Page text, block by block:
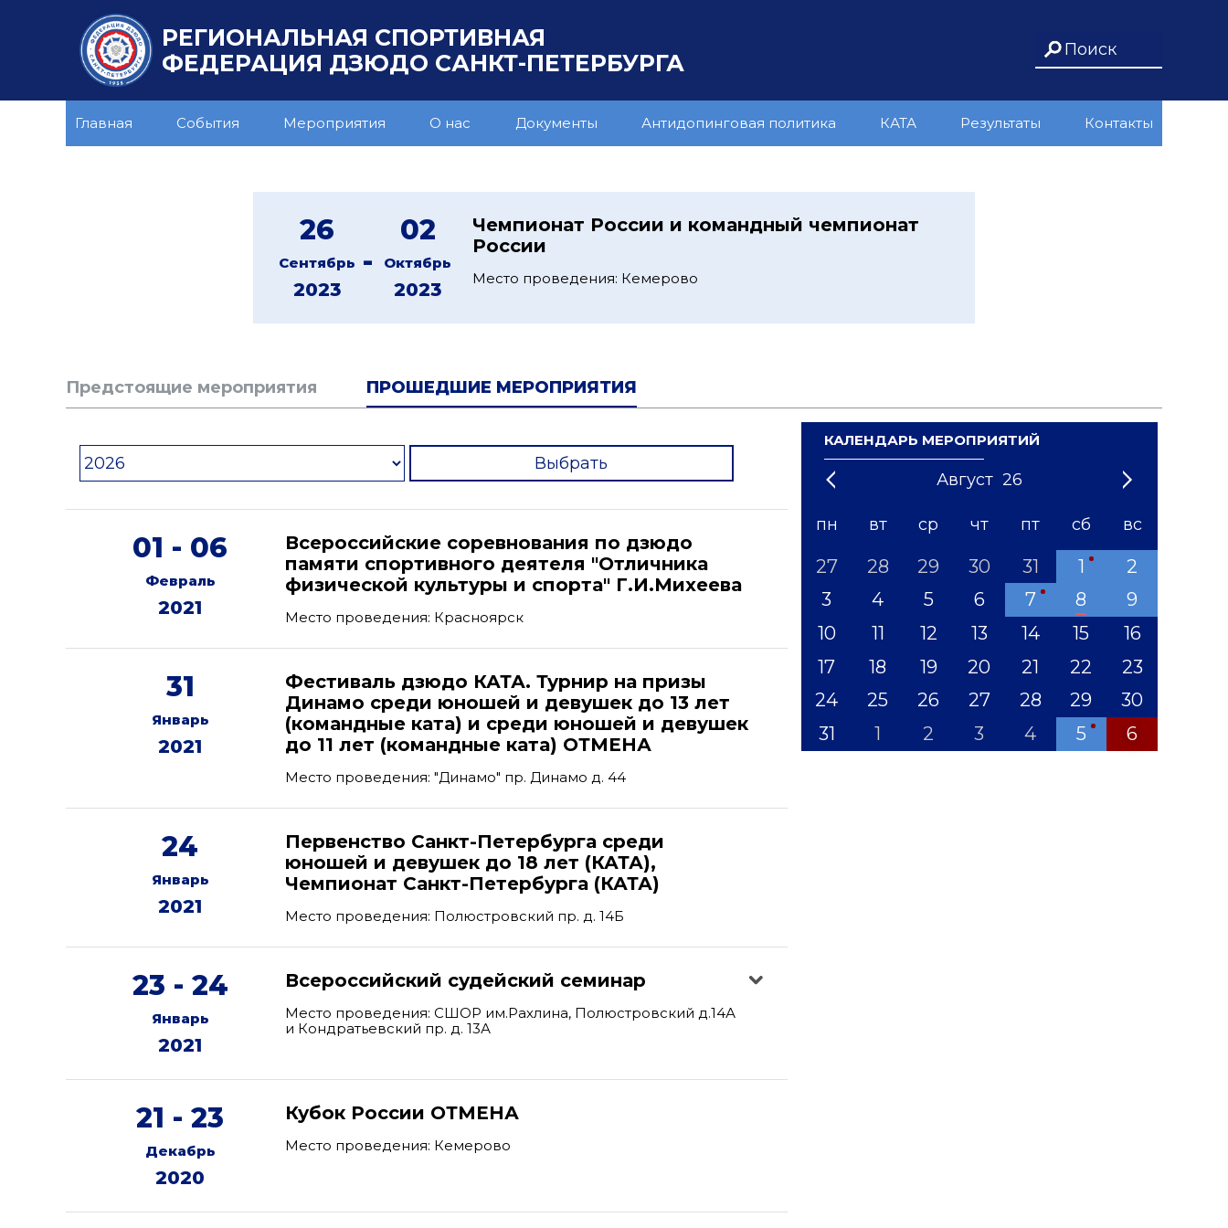
РЕГИОНАЛЬНАЯ СПОРТИВНАЯ
ФЕДЕРАЦИЯ ДЗЮДО САНКТ-ПЕТЕРБУРГА
Главная События Мероприятия О нас Документы Антидопинговая политика КАТА Результаты Контакты
26
Сентябрь
2023
-
02
Октябрь
2023
Чемпионат России и командный чемпионат
России
Место проведения: Кемерово
Предстоящие мероприятия ПРОШЕДШИЕ МЕРОПРИЯТИЯ
Выбрать
01 - 06
Февраль
2021
Всероссийские соревнования по дзюдо
памяти спортивного деятеля "Отличника
физической культуры и спорта" Г.И.Михеева
Место проведения: Красноярск
31
Январь
2021
Фестиваль дзюдо КАТА. Турнир на призы
Динамо среди юношей и девушек до 13 лет
(командные ката) и среди юношей и девушек
до 11 лет (командные ката) ОТМЕНА
Место проведения: "Динамо" пр. Динамо д. 44
24
Январь
2021
Первенство Санкт-Петербурга среди
юношей и девушек до 18 лет (КАТА),
Чемпионат Санкт-Петербурга (КАТА)
Место проведения: Полюстровский пр. д. 14Б
23 - 24
Январь
2021
Всероссийский судейский семинар
Место проведения: СШОР им.Рахлина, Полюстровский д.14А
и Кондратьевский пр. д. 13А
21 - 23
Декабрь
2020
Кубок России ОТМЕНА
Место проведения: Кемерово
КАЛЕНДАРЬ МЕРОПРИЯТИЙ
Август 26
1 3 5 8 10 12
'21 '23 '24 '25 '26 '27 '28 '29 '31
пн вт ср чт пт сб вс
27 28 29 30 31 1
2
3
4 5 6 7 8
9
10
11 12 13 14 15
16
17
18 19 20 21 22
23
24
25 26 27 28 29
30
31
1 2 3 4 5 6